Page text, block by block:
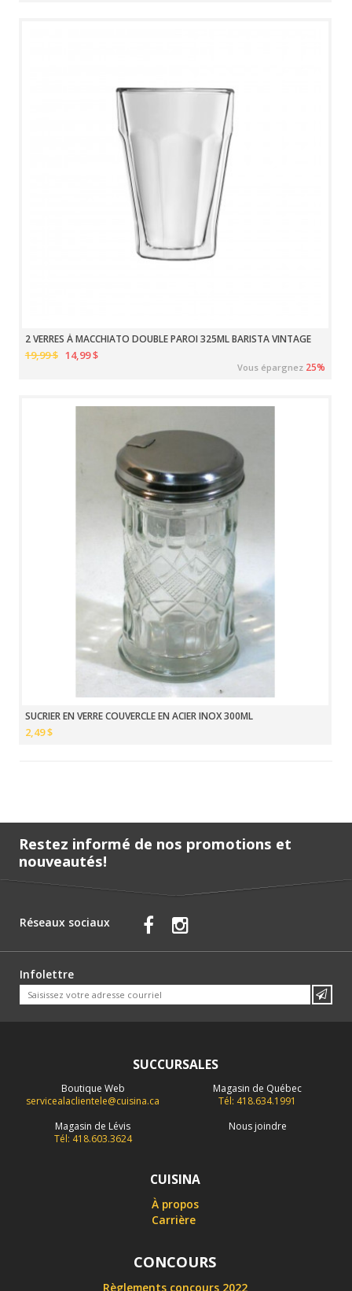
2 VERRES À MACCHIATO DOUBLE PAROI 325ML BARISTA VINTAGE
19,99 $ 14,99 $
Vous épargnez 25%
SUCRIER EN VERRE COUVERCLE EN ACIER INOX 300ML
2,49 $
Restez informé de nos promotions et
nouveautés!
Réseaux sociaux
Infolettre
SUCCURSALES
Boutique Web
servicealaclientele@cuisina.ca
Magasin de Québec
Tél: 418.634.1991
Magasin de Lévis
Tél: 418.603.3624
Nous joindre
CUISINA
À propos
Carrière
CONCOURS
Règlements concours 2022